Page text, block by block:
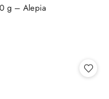
g – Alepia